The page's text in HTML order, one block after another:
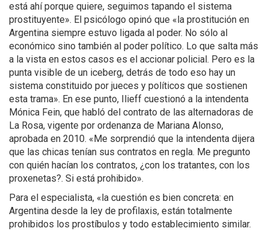
está ahí porque quiere, seguimos tapando el sistema
prostituyente». El psicólogo opinó que «la prostitución en
Argentina siempre estuvo ligada al poder. No sólo al
económico sino también al poder político. Lo que salta más
a la vista en estos casos es el accionar policial. Pero es la
punta visible de un iceberg, detrás de todo eso hay un
sistema constituido por jueces y políticos que sostienen
esta trama». En ese punto, Ilieff cuestionó a la intendenta
Mónica Fein, que habló del contrato de las alternadoras de
La Rosa, vigente por ordenanza de Mariana Alonso,
aprobada en 2010. «Me sorprendió que la intendenta dijera
que las chicas tenían sus contratos en regla. Me pregunto
con quién hacían los contratos, ¿con los tratantes, con los
proxenetas?. Si está prohibido».
Para el especialista, «la cuestión es bien concreta: en
Argentina desde la ley de profilaxis, están totalmente
prohibidos los prostíbulos y todo establecimiento similar.